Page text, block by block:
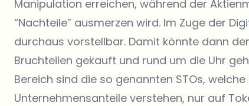
Manipulation erreichen, während der
“Nachteile” ausmerzen wird. Im Zuge der
durchaus vorstellbar. Damit könnte dann
Bruchteilen gekauft und rund um die Uhr
Bereich sind die so genannten STOs,
Unternehmensanteile verstehen, nur auf